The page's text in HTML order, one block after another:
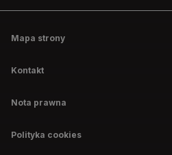
Mapa strony
Kontakt
Nota prawna
Polityka cookies